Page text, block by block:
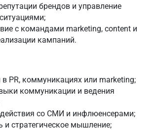
брендов и управление
с командами marketing, content и
кампаний.
PR, коммуникациях или marketing;
коммуникации и ведения
со СМИ и инфлюенсерами;
и стратегическое мышление;